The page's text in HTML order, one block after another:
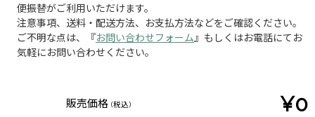
便振替がご利用いただけます。
注意事項、送料・配送方法、お支払方法などをご確認ください。
ご不明な点は、『お問い合わせフォーム 』もしくはお電話にてお
気軽にお問い合わせください。
販売価格 (税込) ¥0